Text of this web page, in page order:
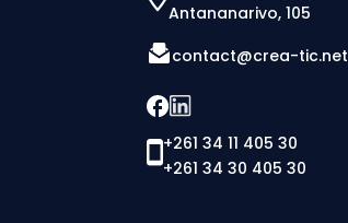
Antananarivo, 105
contact@crea-tic.net
+261 34 11 405 30
+261 34 30 405 30